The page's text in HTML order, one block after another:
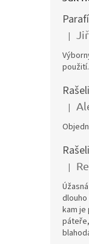
|
|
|
kam je